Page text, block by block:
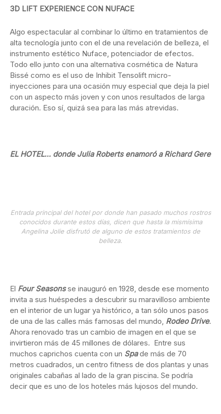
3D LIFT EXPERIENCE CON NUFACE
Algo espectacular al combinar lo último en tratamientos de
alta tecnología junto con el de una revelación de belleza, el
instrumento estético Nuface, potenciador de efectos.
Todo ello junto con una alternativa cosmética de Natura
Bissé como es el uso de Inhibit Tensolift micro-
inyecciones para una ocasión muy especial que deja la piel
con un aspecto más joven y con unos resultados de larga
duración. Eso sí, quizá sea para las más atrevidas.
EL HOTEL… donde Julia Roberts enamoró a Richard Gere
Entrada principal del hotel por donde han pasado muchos rostros
conocidos durante estos días, dicen que hasta la mismísima
Angelina Jolie disfrutó de alguno de estos tratamientos de
belleza.
El Four Seasonsse inauguró en 1928, desde ese momento
invita a sus huéspedes a descubrir su maravilloso ambiente
en el interior de un lugar ya histórico, a tan sólo unos pasos
de una de las calles más famosas del mundo, Rodeo Drive.
Ahora renovado tras un cambio de imagen en el que se
invirtieron más de 45 millones de dólares. Entre sus
muchos caprichos cuenta con un Spade más de 70
metros cuadrados, un centro fitness de dos plantas y unas
originales cabañas al lado de la gran piscina. Se podría
decir que es uno de los hoteles más lujosos del mundo.